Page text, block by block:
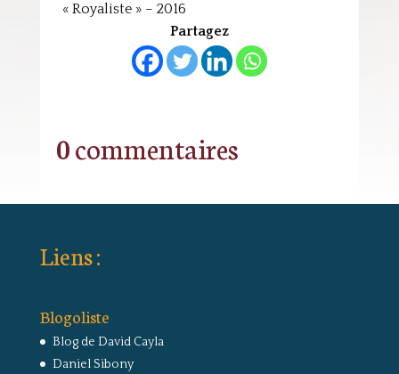
« Royaliste » – 2016
Partagez
0 commentaires
Liens :
Blogoliste
Blog de David Cayla
Daniel Sibony